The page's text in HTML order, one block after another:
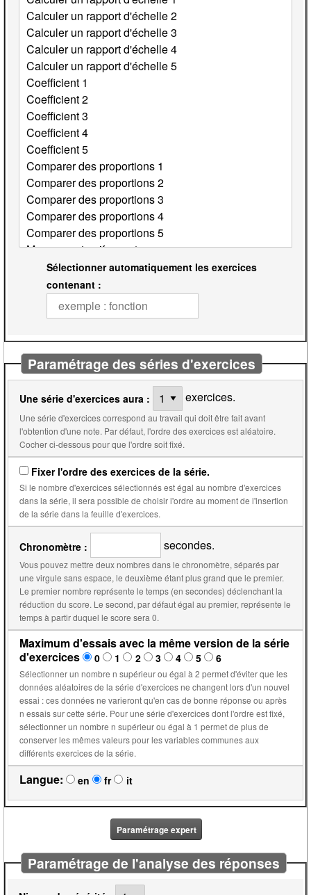
Sélectionner automatiquement les exercices
contenant :
Paramétrage des séries d'exercices
Une série d'exercices aura : exercices.
Une série d'exercices correspond au travail qui doit être fait avant
l'obtention d'une note. Par défaut, l'ordre des exercices est aléatoire.
Cocher ci-dessous pour que l'ordre soit fixé.
Fixer l'ordre des exercices de la série.
Si le nombre d'exercices sélectionnés est égal au nombre d'exercices
dans la série, il sera possible de choisir l'ordre au moment de l'insertion
de la série dans la feuille d'exercices.
Chronomètre : secondes.
Vous pouvez mettre deux nombres dans le chronomètre, séparés par
une virgule sans espace, le deuxième étant plus grand que le premier.
Le premier nombre représente le temps (en secondes) déclenchant la
réduction du score. Le second, par défaut égal au premier, représente le
temps à partir duquel le score sera 0.
Maximum d'essais avec la même version de la série
d'exercices
0 1 2 3 4 5 6
Sélectionner un nombre n supérieur ou égal à 2 permet d'éviter que les
données aléatoires de la série d'exercices ne changent lors d'un nouvel
essai : ces données ne varieront qu'en cas de bonne réponse ou après
n essais sur cette série. Pour une série d'exercices dont l'ordre est fixé,
sélectionner un nombre n supérieur ou égal à 1 permet de plus de
conserver les mêmes valeurs pour les variables communes aux
différents exercices de la série.
Langue: en fr it
Paramétrage expert
Paramétrage de l'analyse des réponses